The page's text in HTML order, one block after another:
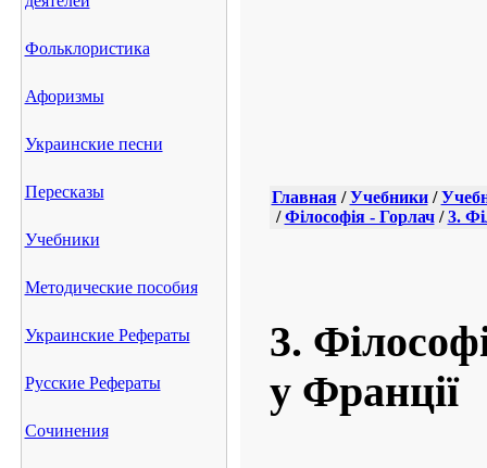
Фольклористика
Афоризмы
Украинские песни
Пересказы
Учебники
Методические пособия
Украинские Рефераты
Русские Рефераты
Сочинения
Главная/Учебники/
/Філософія - Горлач/3.
3.
у Франції